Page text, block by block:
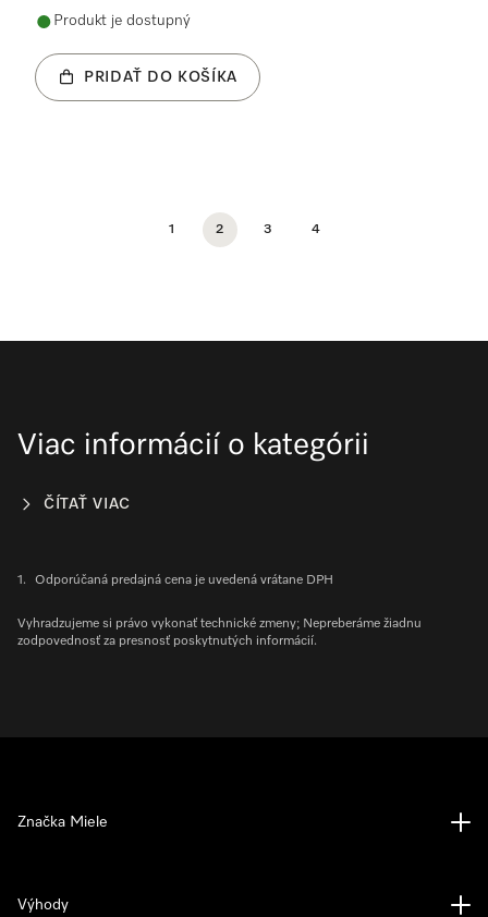
Produkt je dostupný
PRIDAŤ DO KOŠÍKA
1 2 3 4
Viac informácií o kategórii
ČÍTAŤ VIAC
1. Odporúčaná predajná cena je uvedená vrátane DPH
Vyhradzujeme si právo vykonať technické zmeny; Nepreberáme žiadnu
zodpovednosť za presnosť poskytnutých informácií.
Značka Miele
Výhody